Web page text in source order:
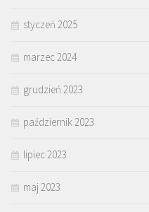
styczeń 2025
marzec 2024
grudzień 2023
październik 2023
lipiec 2023
maj 2023